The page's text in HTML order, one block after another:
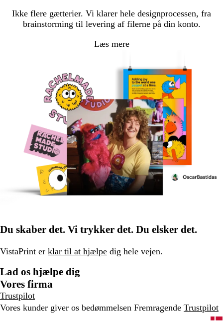
Ikke flere gætterier. Vi klarer hele designprocessen, fra
brainstorming til levering af filerne på din konto.
Læs mere
Du skaber det. Vi trykker det. Du elsker det.
VistaPrint er klar til at hjælpe dig hele vejen.
Lad os hjælpe dig
Vores firma
Trustpilot
Vores kunder giver os bedømmelsen Fremragende Trustpilot